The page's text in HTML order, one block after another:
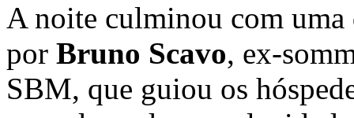
A noite culminou com uma
por Bruno Scavo, ex-
SBM, que guiou os